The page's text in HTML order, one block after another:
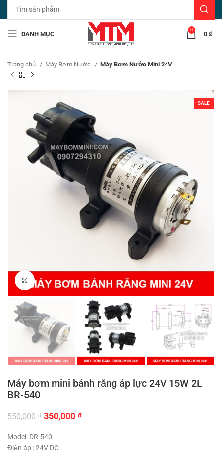
DANH MỤC
0
0 ₫
Trang chủ Máy Bơm Nước Máy Bơm Nước Mini 24V
SALE
Click to enlarge
Máy bơm mini bánh răng áp lực 24V 15W 2L
BR-540
550,000₫ Giá
là:
550,000 ₫.
350,000 ₫Giá
Model: DR-540
Điện áp : 24V DC